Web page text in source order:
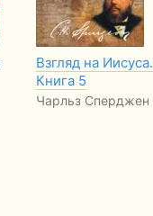
Взгляд на Иисуса.
Книга 5
Чарльз Сперджен